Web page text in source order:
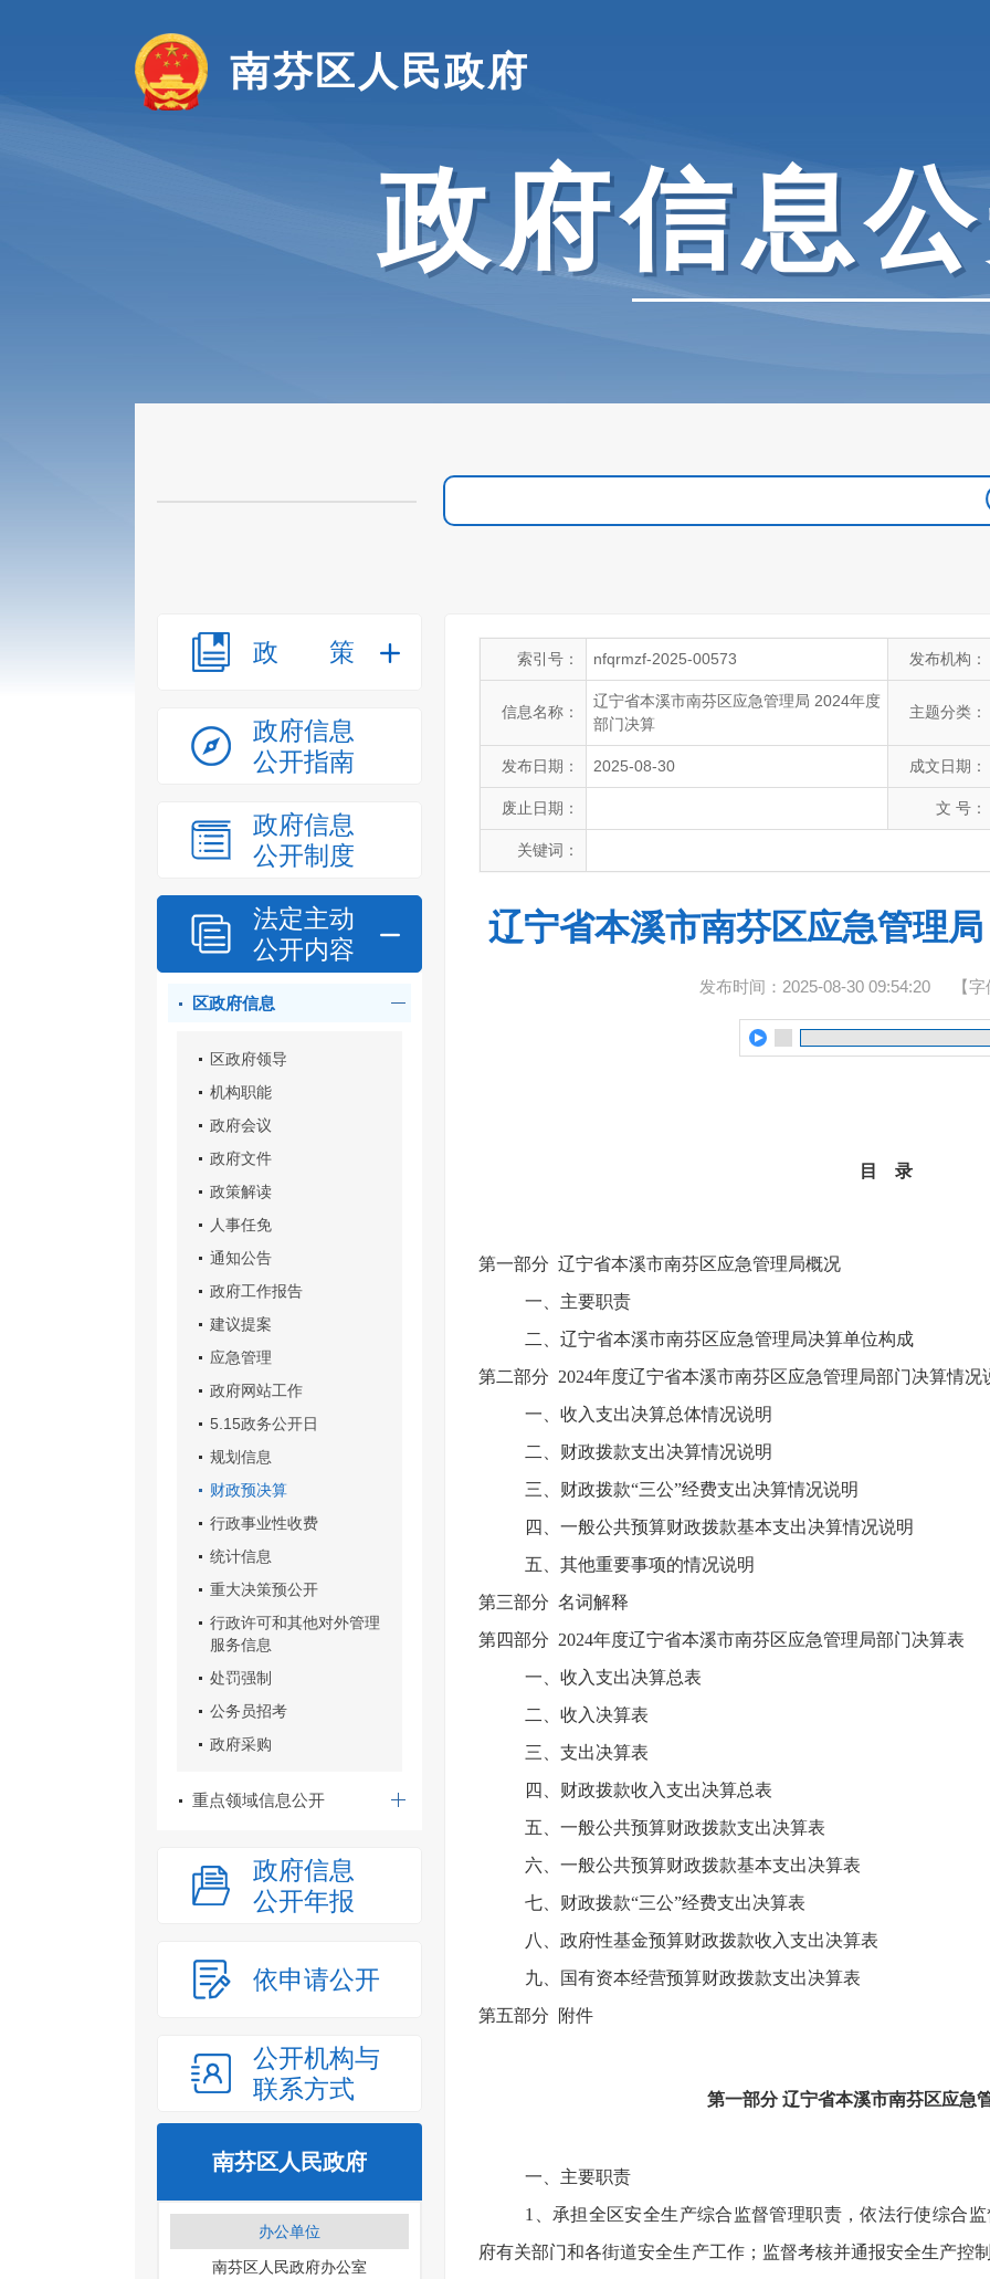
南芬区人民政府
政府信息
政策
政府信息
公开指南
政府信息
公开制度
法定主动
公开内容
区政府信息
区政府领导
机构职能
政府会议
政府文件
政策解读
人事任免
通知公告
政府工作报告
建议提案
应急管理
政府网站工作
5.15政务公开日
规划信息
财政预决算
行政事业性收费
统计信息
重大决策预公开
行政许可和其他对外管理
服务信息
处罚强制
公务员招考
政府采购
重点领域信息公开
政府信息
公开年报
依申请公开
公开机构与
联系方式
南芬区人民政府
办公单位
南芬区人民政府办公室
索引号： nfqrmzf-2025-00573 发布机构：
信息名称：
辽宁省本溪市南芬区应急管理局 2024年度
部门决算
主题分类：
发布日期： 2025-08-30 成文日期：
废止日期： 文 号：
关键词：
辽宁省本溪市南芬区应急管理
发布时间：2025-08-30 09:54:20 【
目 录
第一部分 辽宁省本溪市南芬区应急管理局概况
一、主要职责
二、辽宁省本溪市南芬区应急管理局决算单位构成
第二部分 2024年度辽宁省本溪市南芬区应急管理局部门决算情况
一、收入支出决算总体情况说明
二、财政拨款支出决算情况说明
三、财政拨款“三公”经费支出决算情况说明
四、一般公共预算财政拨款基本支出决算情况说明
五、其他重要事项的情况说明
第三部分 名词解释
第四部分 2024年度辽宁省本溪市南芬区应急管理局部门决算表
一、收入支出决算总表
二、收入决算表
三、支出决算表
四、财政拨款收入支出决算总表
五、一般公共预算财政拨款支出决算表
六、一般公共预算财政拨款基本支出决算表
七、财政拨款“三公”经费支出决算表
八、政府性基金预算财政拨款收入支出决算表
九、国有资本经营预算财政拨款支出决算表
第五部分 附件
第一部分 辽宁省本溪市南芬区应急
一、主要职责
1、承担全区安全生产综合监督管理职责，依法行使综合
府有关部门和各街道安全生产工作；监督考核并通报安全生产控